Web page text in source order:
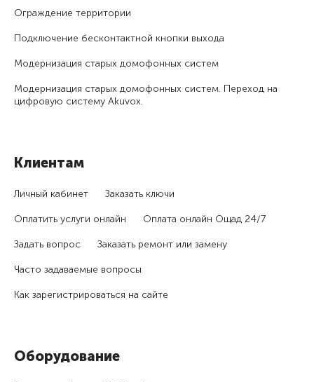
Ограждение территории
Подключение бесконтактной кнопки выхода
Модернизация старых домофонных систем
Модернизация старых домофонных систем. Переход на
цифровую систему Akuvox.
Клиентам
Личный кабинет Заказать ключи
Оплатить услуги онлайн Оплата онлайн Ощад 24/7
Задать вопрос Заказать ремонт или замену
Часто задаваемые вопросы
Как зарегистри­роваться на сайте
Оборудование